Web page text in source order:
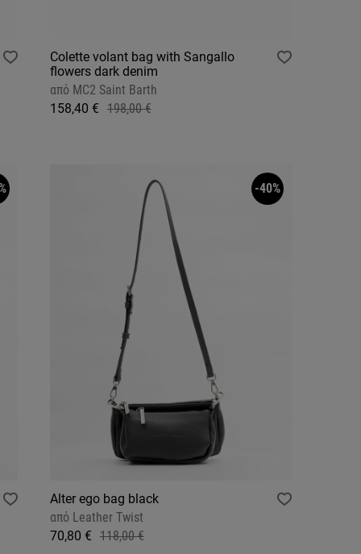
Colette volant bag with Sangallo
flowers dark denim
από MC2 Saint Barth
158,40 € 198,00 €
Alter ego bag black
από Leather Twist
70,80 € 118,00 €
-40%